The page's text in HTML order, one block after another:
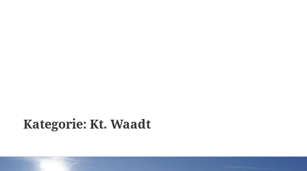
Kategorie:Kt. Waadt